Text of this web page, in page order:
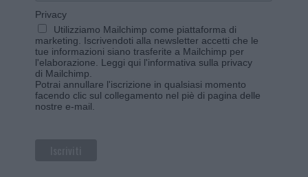
Privacy
Utilizziamo Mailchimp come piattaforma di
marketing. Iscrivendoti alla newsletter accetti che le
tue informazioni siano trasferite a Mailchimp per
l'elaborazione. Leggi qui l'informativa sulla privacy
di Mailchimp
Potrai annullare l'iscrizione in qualsiasi momento
facendo clic sul collegamento nel piè di pagina delle
nostre e-mail.